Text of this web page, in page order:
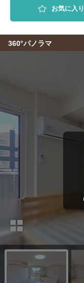
お気に入り
360°パノラマ